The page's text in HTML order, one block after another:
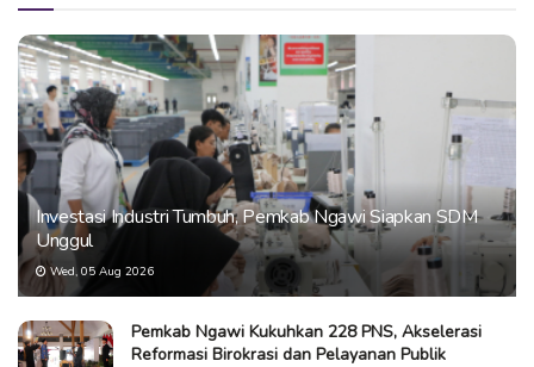
Investasi Industri Tumbuh, Pemkab Ngawi Siapkan SDM
Unggul
Wed, 05 Aug 2026
Pemkab Ngawi Kukuhkan 228 PNS, Akselerasi
Reformasi Birokrasi dan Pelayanan Publik